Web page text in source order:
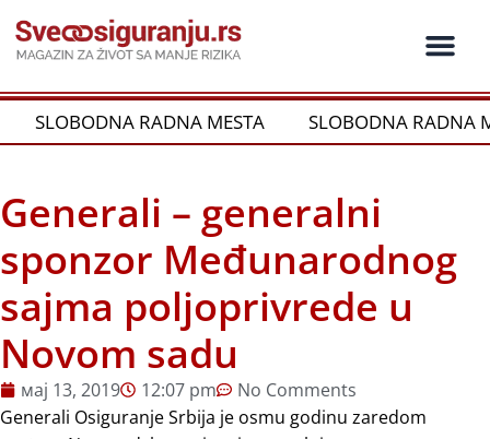
на
садржај
SLOBODNA RADNA MESTA SLOBODNA RADNA
Generali – generalni
sponzor Međunarodnog
sajma poljoprivrede u
Novom sadu
мај 13, 2019 12:07 pm
No Comments
Generali Osiguranje Srbija je osmu godinu zaredom